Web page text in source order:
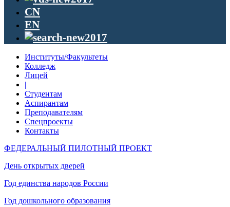
CN
EN
Институты/Факультеты
Колледж
Лицей
|
Студентам
Аспирантам
Преподавателям
Спецпроекты
Контакты
ФЕДЕРАЛЬНЫЙ ПИЛОТНЫЙ ПРОЕКТ
День открытых дверей
Год единства народов России
Год дошкольного образования